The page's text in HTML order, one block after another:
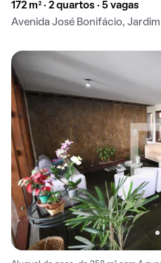
172 m² · 2 quartos · 5 vagas
Avenida José Bonifácio, Jardim